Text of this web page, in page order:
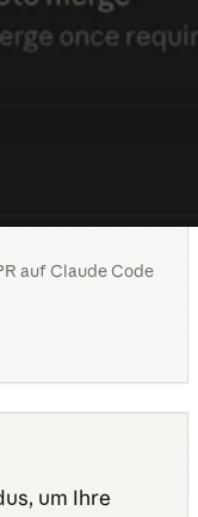
auf Claude Code
um Ihre